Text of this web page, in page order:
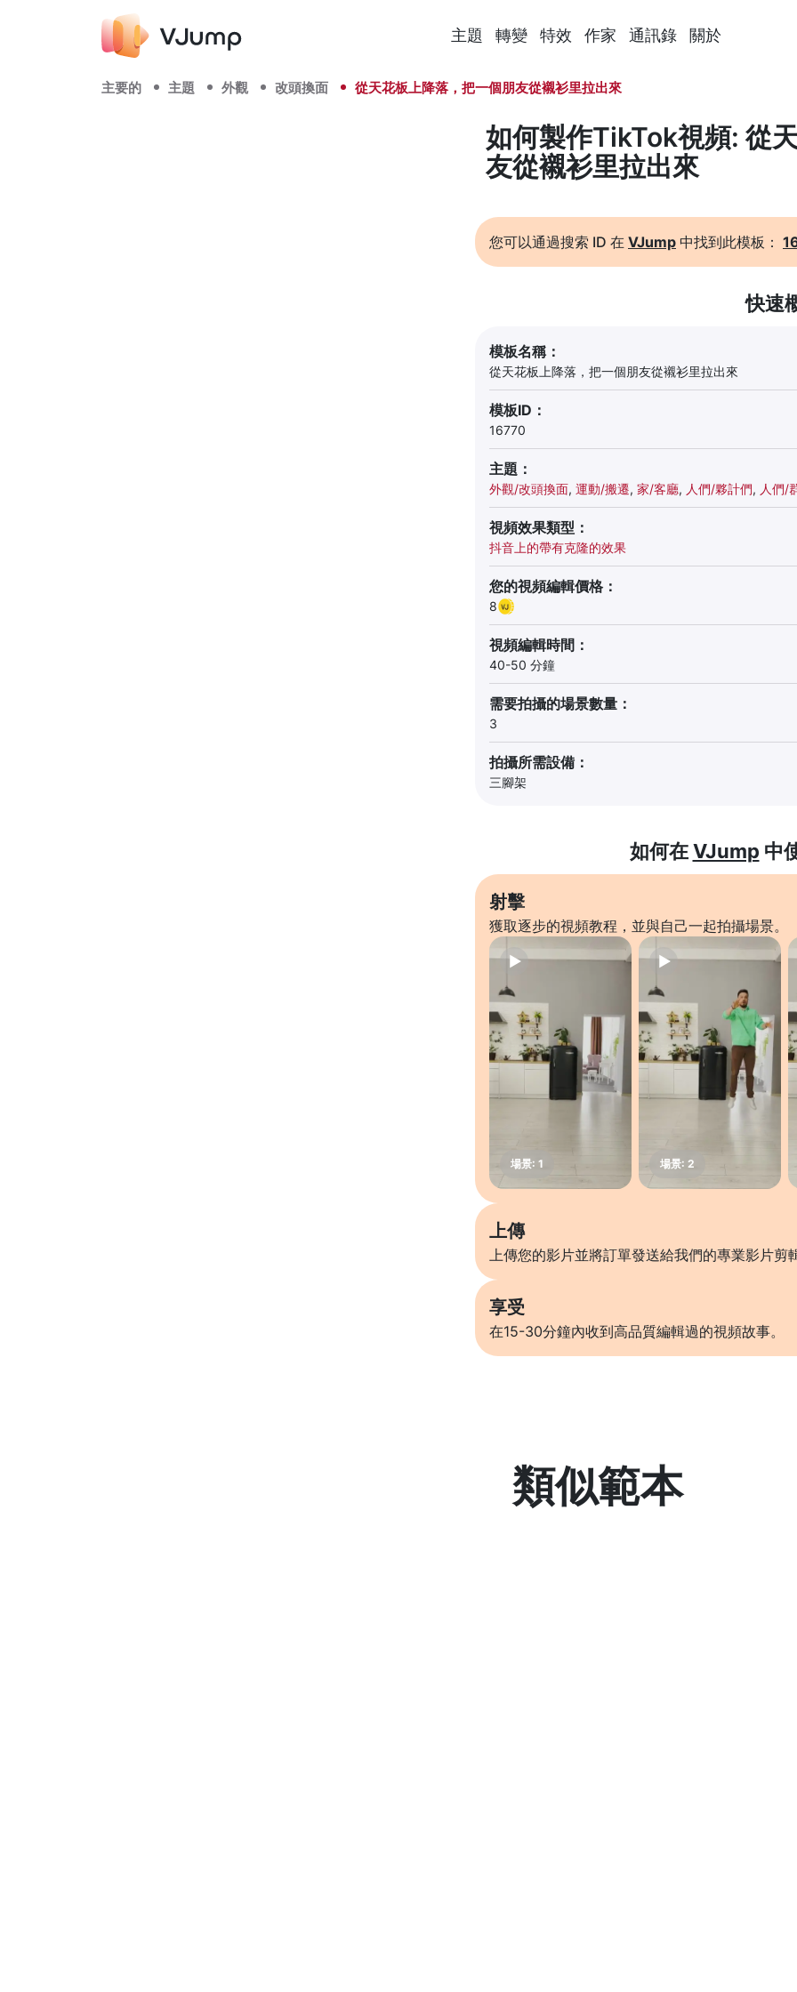
主題 轉變 特效 作家 通訊錄 關於
主要的 主題 外觀 改頭換面 從天花板上降落，把一個朋友從襯衫里拉出來
如何製作TikTok視頻: 從
友從襯衫里拉出來
您可以通過搜索 ID 在 VJump 中找到此模板：
快速
模板名稱：
從天花板上降落，把一個朋友從襯衫里拉出來
模板ID：
16770
主題：
外觀/改頭換面, 運動/搬遷, 家/客廳, 人們/夥計們, 人們/
視頻效果類型：
抖音上的帶有克隆的效果
您的視頻編輯價格：
8
視頻編輯時間：
40-50 分鐘
需要拍攝的場景數量：
3
拍攝所需設備：
三腳架
如何在VJump 中
射擊
獲取逐步的視頻教程，並與自己一起拍攝場景。
上傳
上傳您的影片並將訂單發送給我們的專業影片剪
享受
在15-30分鐘內收到高品質編輯過的視頻故事。
類似範本